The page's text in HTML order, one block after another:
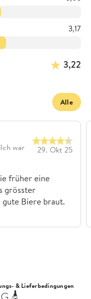
3,17
3,22
Alle
war
29. Okt 25
früher eine
grösster
gute Biere braut.
& Lieferbedingungen